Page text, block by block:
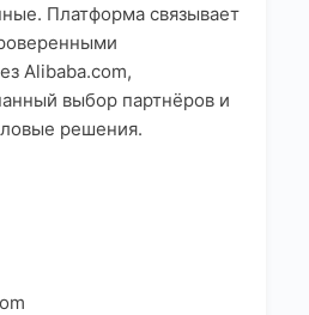
Платформа связывает
Alibaba.com,
выбор партнёров и
решения.